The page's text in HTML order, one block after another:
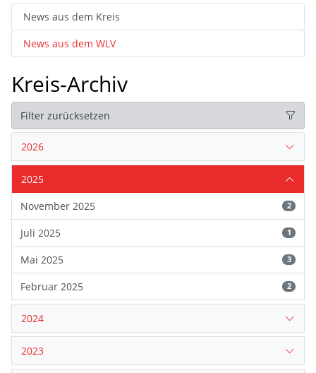
News aus dem Kreis
News aus dem WLV
Kreis-Archiv
Filter zurücksetzen
2026
2025
November 2025
2
Juli 2025 1
Mai 2025 3
Februar 2025 2
2024
2023